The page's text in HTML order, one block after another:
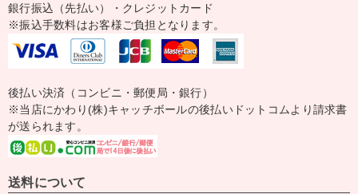
銀行振込（先払い）・クレジットカード
※振込手数料はお客様ご負担となります。
後払い決済（コンビニ・郵便局・銀行）
※当店にかわり(株)キャッチボールの後払いドットコムより請求書
が送られます。
送料について